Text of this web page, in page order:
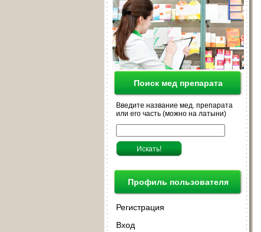
Поиск мед препарата
Введите название мед. препарата
или его часть (можно на латыни)
Профиль пользователя
Регистрация
Вход